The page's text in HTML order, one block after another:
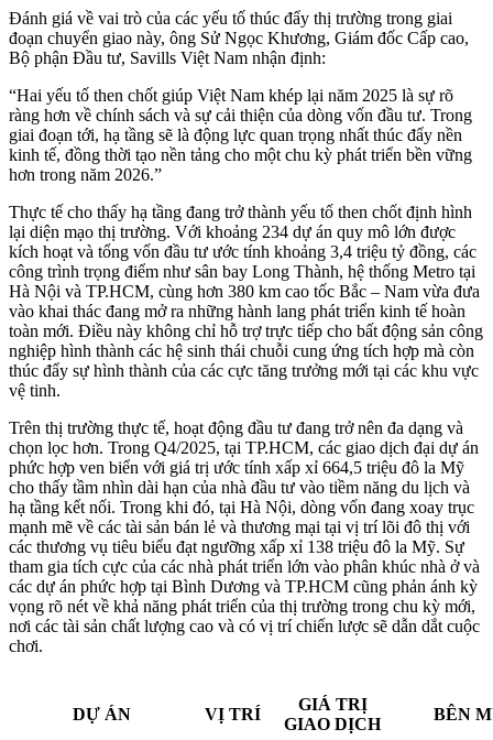
Đánh giá về vai trò của các yếu tố thúc đẩy thị trường trong giai
đoạn chuyển giao này, ông Sử Ngọc Khương, Giám đốc Cấp cao,
Bộ phận Đầu tư, Savills Việt Nam nhận định:
“Hai yếu tố then chốt giúp Việt Nam khép lại năm 2025 là sự rõ
ràng hơn về chính sách và sự cải thiện của dòng vốn đầu tư. Trong
giai đoạn tới, hạ tầng sẽ là động lực quan trọng nhất thúc đẩy nền
kinh tế, đồng thời tạo nền tảng cho một chu kỳ phát triển bền vững
hơn trong năm 2026.”
Thực tế cho thấy hạ tầng đang trở thành yếu tố then chốt định hình
lại diện mạo thị trường. Với khoảng 234 dự án quy mô lớn được
kích hoạt và tổng vốn đầu tư ước tính khoảng 3,4 triệu tỷ đồng, các
công trình trọng điểm như sân bay Long Thành, hệ thống Metro tại
Hà Nội và TP.HCM, cùng hơn 380 km cao tốc Bắc – Nam vừa đưa
vào khai thác đang mở ra những hành lang phát triển kinh tế hoàn
toàn mới. Điều này không chỉ hỗ trợ trực tiếp cho bất động sản công
nghiệp hình thành các hệ sinh thái chuỗi cung ứng tích hợp mà còn
thúc đẩy sự hình thành của các cực tăng trưởng mới tại các khu vực
vệ tinh.
Trên thị trường thực tế, hoạt động đầu tư đang trở nên đa dạng và
chọn lọc hơn. Trong Q4/2025, tại TP.HCM, các giao dịch đại dự án
phức hợp ven biển với giá trị ước tính xấp xỉ 664,5 triệu đô la Mỹ
cho thấy tầm nhìn dài hạn của nhà đầu tư vào tiềm năng du lịch và
hạ tầng kết nối. Trong khi đó, tại Hà Nội, dòng vốn đang xoay trục
mạnh mẽ về các tài sản bán lẻ và thương mại tại vị trí lõi đô thị với
các thương vụ tiêu biểu đạt ngưỡng xấp xỉ 138 triệu đô la Mỹ. Sự
tham gia tích cực của các nhà phát triển lớn vào phân khúc nhà ở và
các dự án phức hợp tại Bình Dương và TP.HCM cũng phản ánh kỳ
vọng rõ nét về khả năng phát triển của thị trường trong chu kỳ mới,
nơi các tài sản chất lượng cao và có vị trí chiến lược sẽ dẫn dắt cuộc
chơi.
DỰ ÁN VỊ TRÍ
GIÁ TRỊ
GIAO DỊCH
BÊN